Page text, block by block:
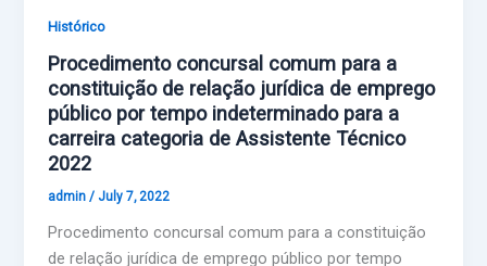
Histórico
Procedimento concursal comum para a
constituição de relação jurídica de emprego
público por tempo indeterminado para a
carreira categoria de Assistente Técnico
2022
admin/ July 7, 2022
Procedimento concursal comum para a constituição
de relação jurídica de emprego público por tempo